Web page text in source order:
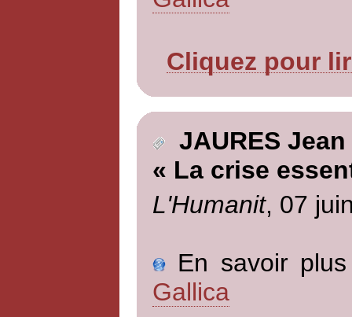
Cliquez pour
JAURES Jean
« La crise
L'Humanit, 07
En savoir
Gallica